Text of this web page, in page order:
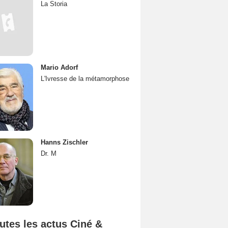
La Storia
Mario Adorf
L'Ivresse de la métamorphose
Hanns Zischler
Dr. M
les actus Ciné &